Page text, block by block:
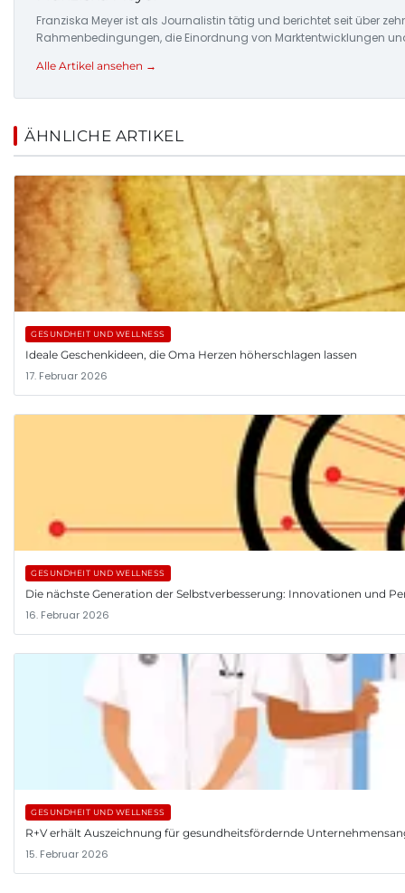
Franziska Meyer ist als Journalistin tätig und berichtet seit über
Rahmenbedingungen, die Einordnung von Marktentwicklungen
Alle Artikel ansehen →
ÄHNLICHE ARTIKEL
GESUNDHEIT UND WELLNESS
Ideale Geschenkideen, die Oma Herzen höherschlagen lassen
17. Februar 2026
GESUNDHEIT UND WELLNESS
Die nächste Generation der Selbstverbesserung: Innovationen und
16. Februar 2026
GESUNDHEIT UND WELLNESS
R+V erhält Auszeichnung für gesundheitsfördernde
15. Februar 2026